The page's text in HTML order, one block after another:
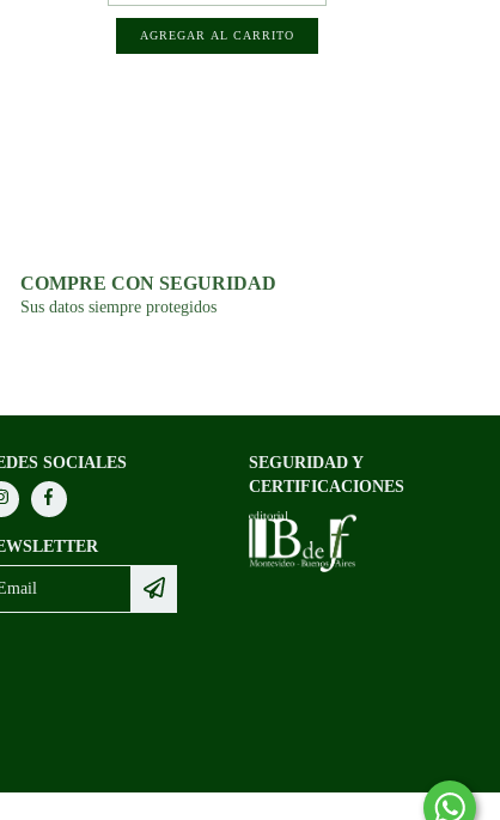
COMPRE CON SEGURIDAD
Sus datos siempre protegidos
SOCIALES
SEGURIDAD Y
CERTIFICACIONES